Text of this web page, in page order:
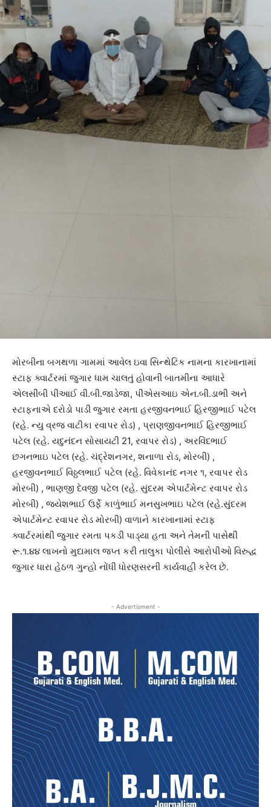
મોરબીના બગથળા ગામમાં આવેલ ઇવા સિન્થેટિક નામના કારખાનામાં
સ્ટાફ ક્વાર્ટરમાં જુગાર ધામ ચાલતું હોવાની બાતમીના આધારે
એલસીબી પીઆઈ વી.બી.જાડેજા, પીએસઆઇ એન.બી.ડાભી અને
સ્ટાફનાએ દરોડો પાડી જુગાર રમતા હરજીવનભાઈ હિરજીભાઈ પટેલ
(રહે. ન્યુ વ્રજ વાટીકા રવાપર રોડ) , પ્રાણજીવનભાઈ હિરજીભાઈ
પટેલ (રહે. યદુનંદન સોસાયટી 21, રવાપર રોડ) , અરવિંદભાઈ
છગનભાઇ પટેલ (રહે. ચંદ્રેશનગર, શનાળા રોડ, મોરબી) ,
હરજીવનભાઈ વિઠ્ઠલભાઈ પટેલ (રહે. વિવેકાનંદ નગર ૧, રવાપર રોડ
મોરબી) , ભાણજી દેવજી પટેલ (રહે. સુંદરમ એપાર્ટમેન્ટ રવાપર રોડ
મોરબી) , જયેશભાઈ ઉર્ફે કાળુંભાઈ મનસુખભાઇ પટેલ (રહે.સુંદરમ
એપાર્ટમેન્ટ રવાપર રોડ મોરબી) વાળાને કારખાનામાં સ્ટાફ
ક્વાર્ટરમાંથી જુગાર રમતા પકડી પાડ્યા હતા અને તેમની પાસેથી
રૂ.૧.૪૪ લાખનો મુદામાલ જપ્ત કરી તાલુકા પોલીસે આરોપીઓ વિરુદ્ધ
જુગાર ધારા હેઠળ ગુન્હો નોંધી ધોરણસરની કાર્યવાહી કરેલ છે.
- Advertisment -